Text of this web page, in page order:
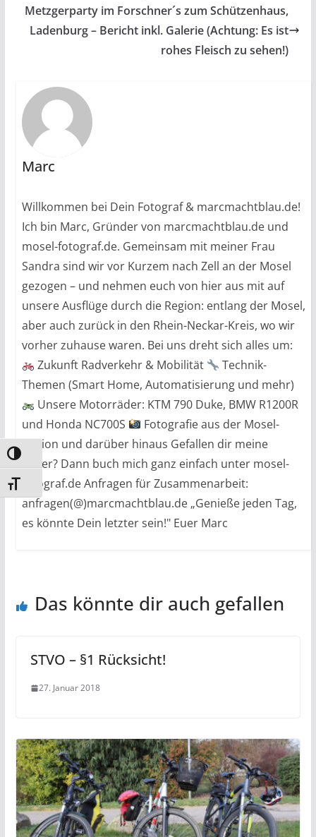
Umschalten auf hohe Kontraste
Schrift vergrößern
Metzgerparty im Forschner´s zum Schützenhaus,
Ladenburg – Bericht inkl. Galerie (Achtung: Es ist
rohes Fleisch zu sehen!)
Marc
Willkommen bei Dein Fotograf & marcmachtblau.de!
Ich bin Marc, Gründer von marcmachtblau.de und
mosel-fotograf.de. Gemeinsam mit meiner Frau
Sandra sind wir vor Kurzem nach Zell an der Mosel
gezogen – und nehmen euch von hier aus mit auf
unsere Ausflüge durch die Region: entlang der Mosel,
aber auch zurück in den Rhein-Neckar-Kreis, wo wir
vorher zuhause waren. Bei uns dreht sich alles um:
Zukunft Radverkehr & Mobilität
Technik-
Themen (Smart Home, Automatisierung und mehr)
Unsere Motorräder: KTM 790 Duke, BMW R1200R
und Honda NC700S
Fotografie aus der Mosel-
Region und darüber hinaus Gefallen dir meine
Bilder? Dann buch mich ganz einfach unter mosel-
fotograf.de Anfragen für Zusammenarbeit:
anfragen(@)marcmachtblau.de „Genieße jeden Tag,
es könnte Dein letzter sein!" Euer Marc
Das könnte dir auch gefallen
STVO – §1 Rücksicht!
27. Januar 2018